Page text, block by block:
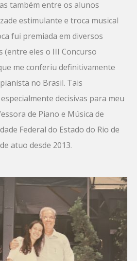
também entre os alunos
estimulante e troca musical
fui premiada em diversos
(entre eles o III Concurso
me conferiu definitivamente
no Brasil. Tais
decisivas para meu
de Piano e Música de
Federal do Estado do Rio de
atuo desde 2013.